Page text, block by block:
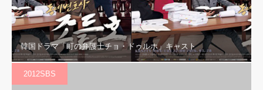
韓国ドラマ「町の弁護士チョ・ドゥルホ」キャスト
2012SBS